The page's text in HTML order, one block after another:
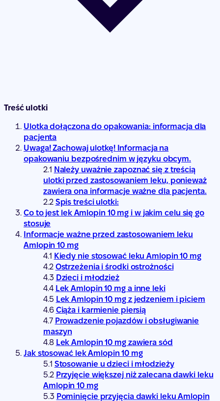
Treść ulotki
Ulotka dołączona do opakowania: informacja dla
pacjenta
Uwaga! Zachowaj ulotkę! Informacja na
opakowaniu bezpośrednim w języku obcym.
Należy uważnie zapoznać się z treścią
ulotki przed zastosowaniem leku, ponieważ
zawiera ona informacje ważne dla pacjenta.
Spis treści ulotki:
Co to jest lek Amlopin 10 mg i w jakim celu się go
stosuje
Informacje ważne przed zastosowaniem leku
Amlopin 10 mg
Kiedy nie stosować leku Amlopin 10 mg
Ostrzeżenia i środki ostrożności
Dzieci i młodzież
Lek Amlopin 10 mg a inne leki
Lek Amlopin 10 mg z jedzeniem i piciem
Ciąża i karmienie piersią
Prowadzenie pojazdów i obsługiwanie
maszyn
Lek Amlopin 10 mg zawiera sód
Jak stosować lek Amlopin 10 mg
Stosowanie u dzieci i młodzieży
Przyjęcie większej niż zalecana dawki leku
Amlopin 10 mg
Pominięcie przyjęcia dawki leku Amlopin